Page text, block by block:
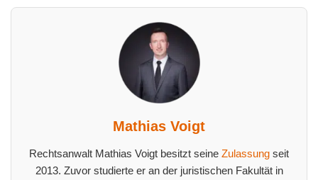
Mathias Voigt
Rechtsanwalt Mathias Voigt besitzt seine Zulassung seit
2013. Zuvor studierte er an der juristischen Fakultät in